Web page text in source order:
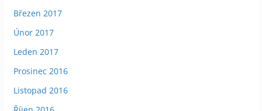
Březen 2017
Únor 2017
Leden 2017
Prosinec 2016
Listopad 2016